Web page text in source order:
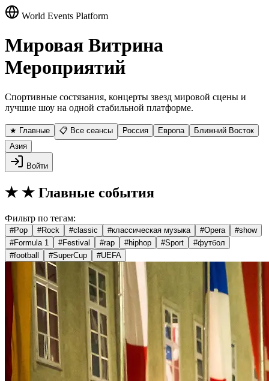
World Events Platform
Мировая Витрина
Мероприятий
Спортивные состязания, концерты звезд мировой сцены и
лучшие шоу на одной стабильной платформе.
★ Главные 📋 Все сеансы Россия Европа
Ближний Восток
Азия
Войти
★ ★ Главные события
Фильтр по тегам:
#Pop #Rock #classic #классическая музыка #Opera #show
#Formula 1 #Festival #rap #hiphop #Sport #футбол
#football #SuperCup #UEFA